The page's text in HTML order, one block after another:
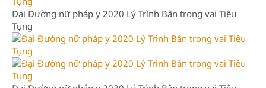
Đại Đường nữ pháp y 2020 Lý Trình Bân trong vai Tiêu
Tụng